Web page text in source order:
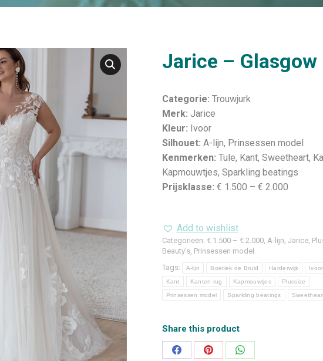
Jarice – Glasgow
Categorie: Trouwjurk
Merk: Jarice
Kleur: Ivoor
Silhouet: A-lijn, Prinsessen model
Kenmerken: Tule, Kant, Sweetheart,
Kapmouwtjes, Sparkling beatings
Prijsklasse: € 1.500 – € 2.000
Add to wishlist
Categorieën: € 1.500 – € 2.000, A-lijn, Jarice,
Beauty’s, Prinsessen model
Tags:
A-lijn Boetiek de Bruid Harderwijk Ivoor
Kant Kanten rug Kapmouwtjes Plussize
Prinsessen model Sparkling beatings
Share this product
Deel
Deel
Deel